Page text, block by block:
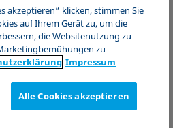
akzeptieren“ klicken, stimmen Sie
auf Ihrem Gerät zu, um die
die Websitenutzung zu
zu
Impressum
Alle Cookies akzeptieren